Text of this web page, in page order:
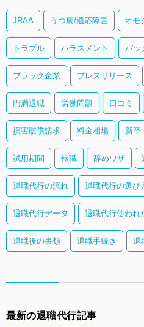
JRAA うつ病/適応障害 オモ
トラブル ハラスメント バッ
ブラック企業 プレスリリース
円満退職 労働問題 口コミ
損害賠償請求 料金相場 新卒
試用期間 転職 辞めワザ
退職代行の流れ 退職代行の選び
退職代行データ 退職代行使われ
退職後の書類 退職手続き 退
最新の退職代行記事